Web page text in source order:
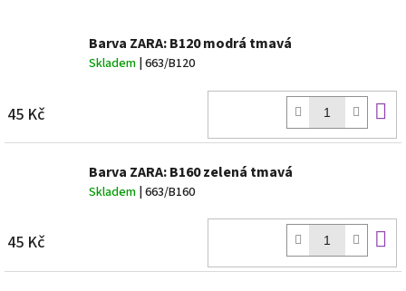
Barva ZARA: B120 modrá tmavá
Skladem | 663/B120
45 Kč
Barva ZARA: B160 zelená tmavá
Skladem | 663/B160
45 Kč